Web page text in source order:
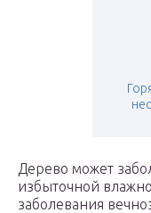
Дерево может
избыточной
заболевания